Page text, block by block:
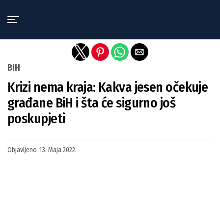
BIH
Krizi nema kraja: Kakva jesen očekuje
građane BiH i šta će sigurno još
poskupjeti
Objavljeno 13. Maja 2022.